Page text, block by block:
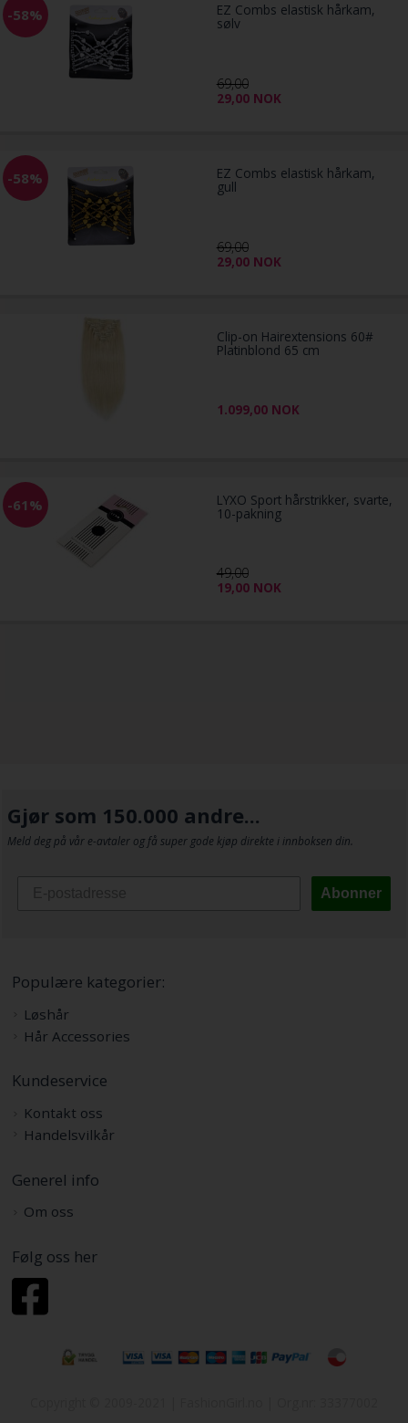
-58% EZ Combs elastisk hårkam,
sølv
69,00
29,00 NOK
-58% EZ Combs elastisk hårkam,
gull
69,00
29,00 NOK
Clip-on Hairextensions 60#
Platinblond 65 cm
1.099,00 NOK
-61% LYXO Sport hårstrikker, svarte,
10-pakning
49,00
19,00 NOK
Gjør som 150.000 andre...
Meld deg på vår e-avtaler og få super gode kjøp direkte i innboksen din.
Abonner
Populære kategorier:
Løshår
Hår Accessories
Kundeservice
Kontakt oss
Handelsvilkår
Generel info
Om oss
Følg oss her